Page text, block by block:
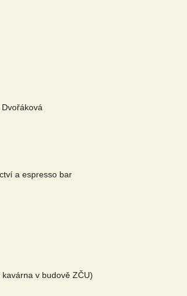
a espresso bar
v budově ZČU)